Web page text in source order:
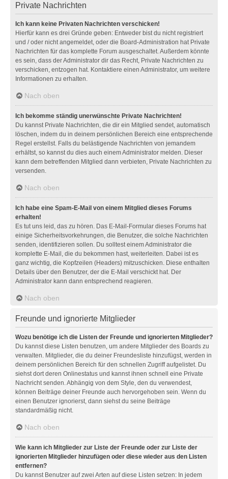
Private Nachrichten
Ich kann keine Privaten Nachrichten verschicken!
Hierfür kann es drei Gründe geben: Entweder bist du nicht registriert
und / oder nicht angemeldet, oder die Board-Administration hat Private
Nachrichten für das komplette Forum ausgeschaltet. Außerdem könnte
es sein, dass der Administrator dir das Recht, Private Nachrichten zu
verschicken, entzogen hat. Kontaktiere einen Administrator, um weitere
Informationen zu erhalten.
Nach oben
Ich bekomme ständig unerwünschte Private Nachrichten!
Du kannst Private Nachrichten, die dir ein Mitglied sendet, automatisch
löschen, indem du in deinem persönlichen Bereich eine entsprechende
Regel erstellst. Falls du belästigende Nachrichten von jemandem
erhältst, so kannst du dies auch einem Administrator melden. Dieser
kann dem betreffenden Mitglied dann verbieten, Private Nachrichten zu
versenden.
Nach oben
Ich habe eine Spam-E-Mail von einem Mitglied dieses Forums
erhalten!
Es tut uns leid, das zu hören. Das E-Mail-Formular dieses Forums hat
einige Sicherheitsvorkehrungen, die Benutzer, die solche Nachrichten
senden, identifizieren sollen. Du solltest einem Administrator die
komplette E-Mail, die du bekommen hast, weiterleiten. Dabei ist es
ganz wichtig, die Kopfzeilen (Headers) mitzuschicken. Diese enthalten
Details über den Benutzer, der die E-Mail verschickt hat. Der
Administrator kann dann entsprechend reagieren.
Nach oben
Freunde und ignorierte Mitglieder
Wozu benötige ich die Listen der Freunde und ignorierten Mitglieder?
Du kannst diese Listen benutzen, um andere Mitglieder des Boards zu
verwalten. Mitglieder, die du deiner Freundesliste hinzufügst, werden in
deinem persönlichen Bereich für den schnellen Zugriff aufgelistet. Du
siehst dort deren Onlinestatus und kannst ihnen schnell eine Private
Nachricht senden. Abhängig von dem Style, den du verwendest,
können Beiträge deiner Freunde auch hervorgehoben sein. Wenn du
einen Benutzer ignorierst, dann siehst du seine Beiträge
standardmäßig nicht.
Nach oben
Wie kann ich Mitglieder zur Liste der Freunde oder zur Liste der
ignorierten Mitglieder hinzufügen oder diese wieder aus den Listen
entfernen?
Du kannst Benutzer auf zwei Arten auf diese Listen setzen: In jedem